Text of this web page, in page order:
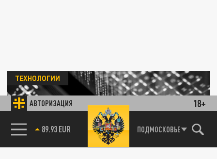
АВТОРИЗАЦИЯ 18+
85.64 BRENT ПОДМОСКОВЬЕ
ТЕХНОЛОГИИ